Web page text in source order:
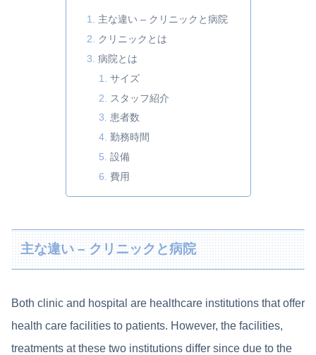
主な違い – クリニックと病院
クリニックとは
病院とは
サイズ
スタッフ紹介
患者数
勤務時間
設備
費用
主な違い – クリニックと病院
Both clinic and hospital are healthcare institutions that offer
health care facilities to patients. However, the facilities,
treatments at these two institutions differ since due to the